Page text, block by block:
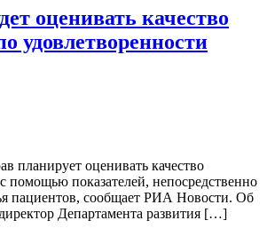
оценивать качество
удовлетворенности
планирует оценивать качество
помощью показателей, непосредственно
пациентов, сообщает РИА Новости. Об
Департамента развития […]